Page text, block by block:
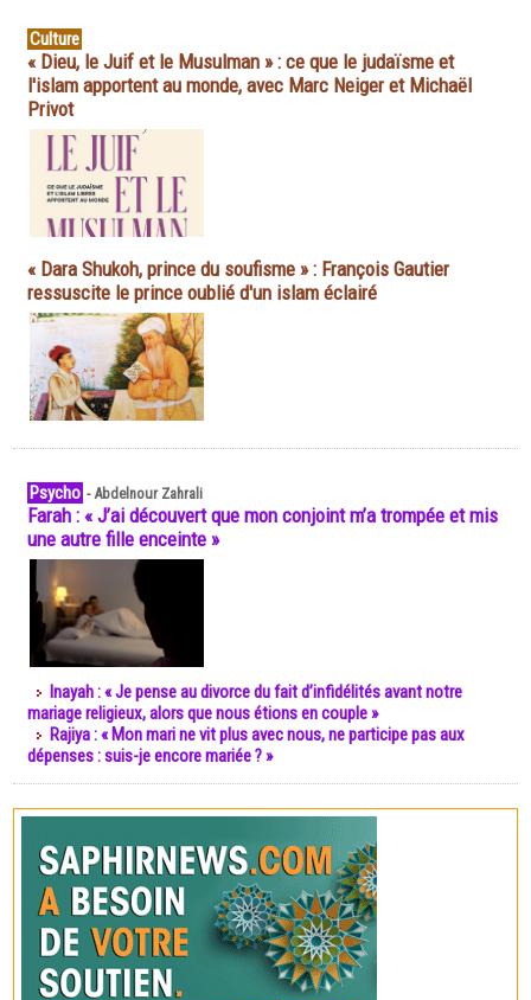
Culture
« Dieu, le Juif et le Musulman » : ce que le judaïsme et
l'islam apportent au monde, avec Marc Neiger et Michaël
Privot
« Dara Shukoh, prince du soufisme » : François Gautier
ressuscite le prince oublié d'un islam éclairé
Psycho -Abdelnour Zahrali
Farah : « J’ai découvert que mon conjoint m’a trompée et mis
une autre fille enceinte »
Inayah : « Je pense au divorce du fait d’infidélités avant notre
mariage religieux, alors que nous étions en couple »
Rajiya : « Mon mari ne vit plus avec nous, ne participe pas aux
dépenses : suis-je encore mariée ? »